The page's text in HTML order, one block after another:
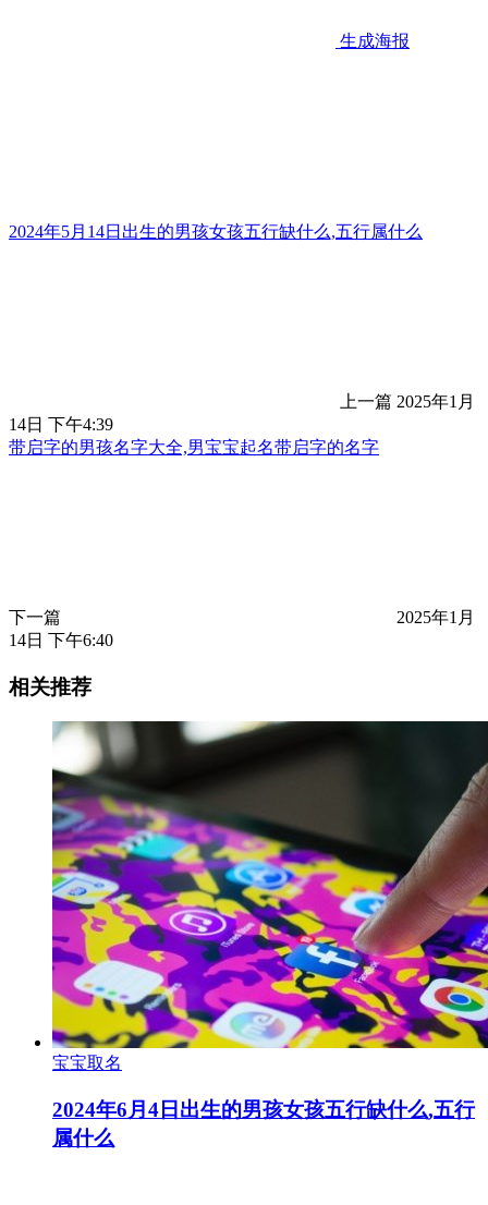
生成海报
2024年5月14日出生的男孩女孩五行缺什么,五行属什么
上一篇 2025年1月
14日 下午4:39
带启字的男孩名字大全,男宝宝起名带启字的名字
下一篇
2025年1月
14日 下午6:40
相关推荐
宝宝取名
2024年6月4日出生的男孩女孩五行缺什么,五行
属什么